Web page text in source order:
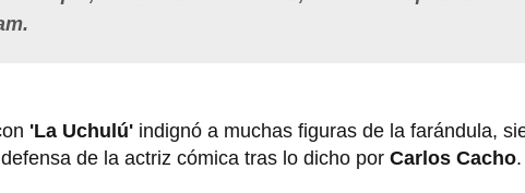
'La Uchulú' indignó a muchas figuras de la farándula,
de la actriz cómica tras lo dicho por Carlos Cacho.